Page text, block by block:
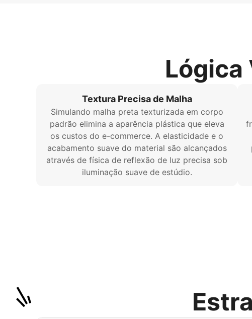
Lógica
Textura Precisa de Malha
Simulando malha preta texturizada em corpo
padrão elimina a aparência plástica que eleva
os custos do e-commerce. A elasticidade e o
acabamento suave do material são alcançados
através de física de reflexão de luz precisa sob
iluminação suave de estúdio.